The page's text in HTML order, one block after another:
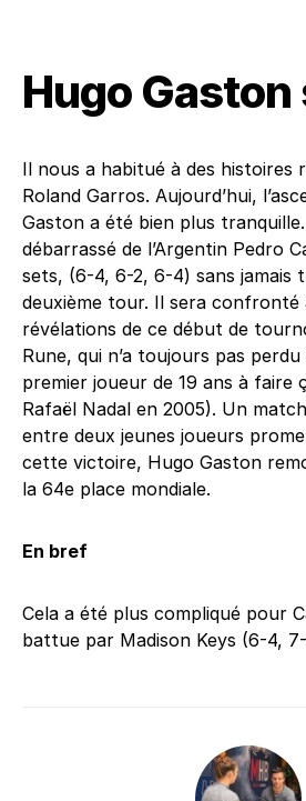
Hugo Gaston
Il nous a habitué à des histoires
Roland Garros. Aujourd’hui,
Gaston a été bien plus tranquille.
débarrassé de l’Argentin Pedro
sets, (6-4, 6-2, 6-4) sans jamais
deuxième tour. Il sera confronté
révélations de ce début de
Rune, qui n’a toujours pas
premier joueur de 19 ans à faire
Rafaël Nadal en 2005). Un
entre deux jeunes joueurs
cette victoire, Hugo Gaston
la 64e place mondiale.
En bref
Cela a été plus compliqué pour
battue par Madison Keys (6-4,